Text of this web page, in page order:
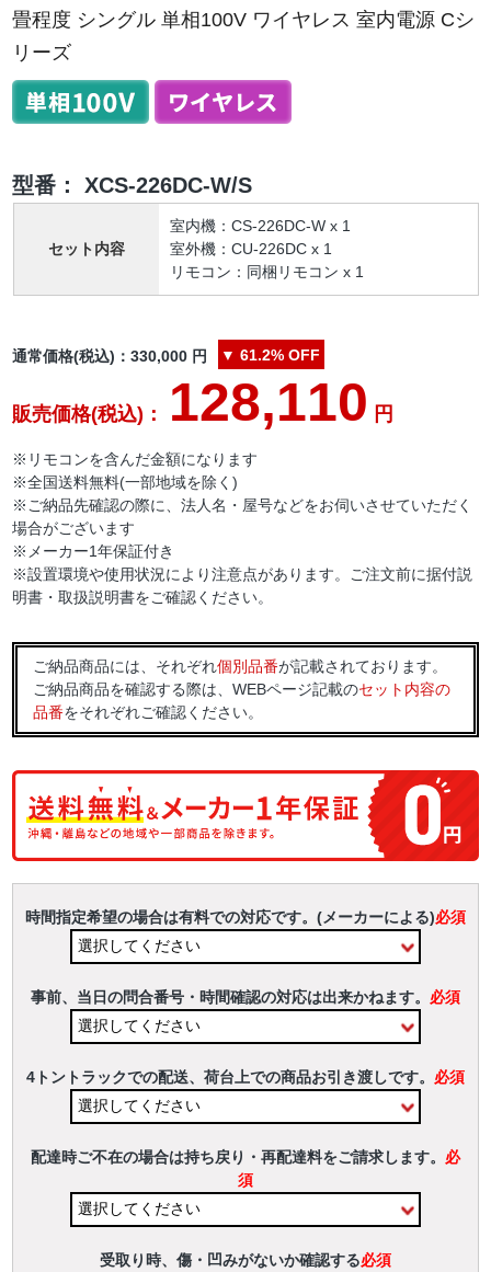
畳程度 シングル 単相100V ワイヤレス 室内電源 Cシ
リーズ
型番： XCS-226DC-W/S
セット内容
室内機：CS-226DC-W x 1
室外機：CU-226DC x 1
リモコン：同梱リモコン x 1
通常価格(税込)：330,000 円 ▼ 61.2% OFF
販売価格(税込)： 128,110 円
※リモコンを含んだ金額になります
※全国送料無料(一部地域を除く)
※ご納品先確認の際に、法人名・屋号などをお伺いさせていただく
場合がございます
※メーカー1年保証付き
※設置環境や使用状況により注意点があります。ご注文前に据付説
明書・取扱説明書をご確認ください。
ご納品商品には、それぞれ個別品番が記載されております。
ご納品商品を確認する際は、WEBページ記載のセット内容の
品番をそれぞれご確認ください。
時間指定希望の場合は有料での対応です。(メーカーによる)必須
事前、当日の問合番号・時間確認の対応は出来かねます。 必須
4トントラックでの配送、荷台上での商品お引き渡しです。 必須
配達時ご不在の場合は持ち戻り・再配達料をご請求します。 必
須
受取り時、傷・凹みがないか確認する必須